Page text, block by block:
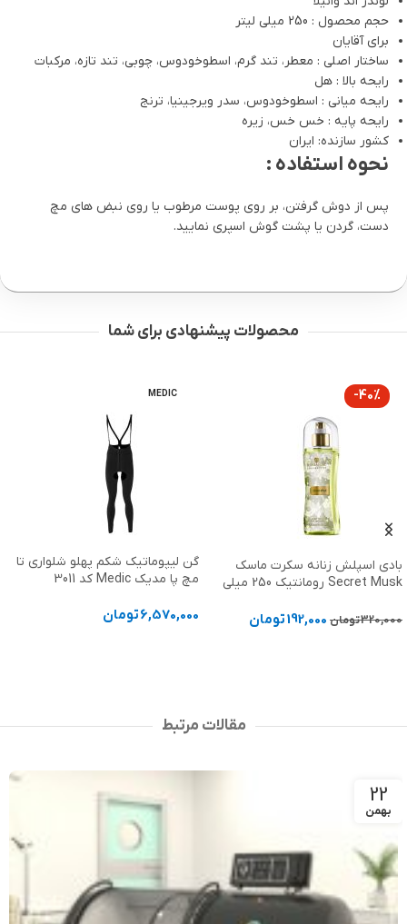
حجم محصول : 250 میلی لیتر
برای آقایان
ساختار اصلی : معطر، تند گرم، اسطوخودوس، چوبی، تند تازه، مرکبات
رایحه بالا : هل
رایحه میانی : اسطوخودوس، سدر ویرجینیا، ترنج
رایحه پایه : خس خس، زیره
کشور سازنده: ایران
نحوه استفاده :
پس از دوش گرفتن، بر روی پوست مرطوب یا روی نبض های مچ
دست، گردن یا پشت گوش اسپری نمایید.
محصولات پیشنهادی برای شما
-40%
بادی اسپلش زنانه سکرت ماسک
Secret Musk رومانتیک 250 میلی
320,000تومان 192,000تومان
MEDIC
گن لیپوماتیک شکم پهلو شلواری تا
مچ پا مدیک Medic کد 3011
6,570,000تومان
مقالات مرتبط
22
بهمن